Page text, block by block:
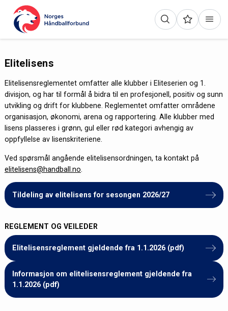
Elitelisens
Elitelisensreglementet omfatter alle klubber i Eliteserien og 1.
divisjon, og har til formål å bidra til en profesjonell, positiv og sunn
utvikling og drift for klubbene. Reglementet omfatter områdene
organisasjon, økonomi, arena og rapportering. Alle klubber med
lisens plasseres i grønn, gul eller rød kategori avhengig av
oppfyllelse av lisenskriteriene.
Ved spørsmål angående elitelisensordningen, ta kontakt på
elitelisens@handball.no
Tildeling av elitelisens for sesongen 2026/27
REGLEMENT OG VEILEDER
Elitelisensreglement gjeldende fra 1.1.2026 (pdf)
Informasjon om elitelisensreglement gjeldende fra
1.1.2026 (pdf)